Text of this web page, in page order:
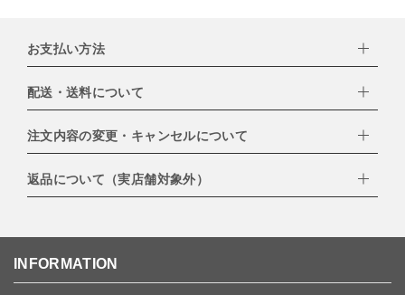
お支払い方法
下記お支払い方法よりお選びいただけます。
・クレジットカード（VISA,mastercard,JCB,AMERICAN
EXPRESS,Diners Club）
・PayPay
・NP後払い
配送・送料について
配達業者：日本郵便
北海道：1,400円
沖縄：1,400円
注文内容の変更・キャンセルについて
ご注文日当日から翌日のAM9:00までにご連絡頂いた場合はキャン
セルは可能です。
ンセルしていただいた後、ご希望の商品のみ再度ご注文お願いしま
予約商品など一部キャンセルが出来ない場合がございます。あらか
じめご了承ください。
返品について（実店舗対象外）
こちらよりご依頼ください。
INFORMATION